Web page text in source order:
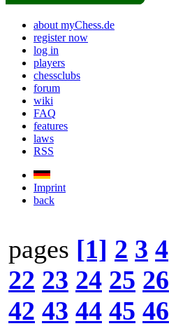
about myChess.de
register now
log in
players
chessclubs
forum
wiki
FAQ
features
laws
RSS
Imprint
back
pages [1] 2 3 4
22 23 24 25 26
42 43 44 45 46